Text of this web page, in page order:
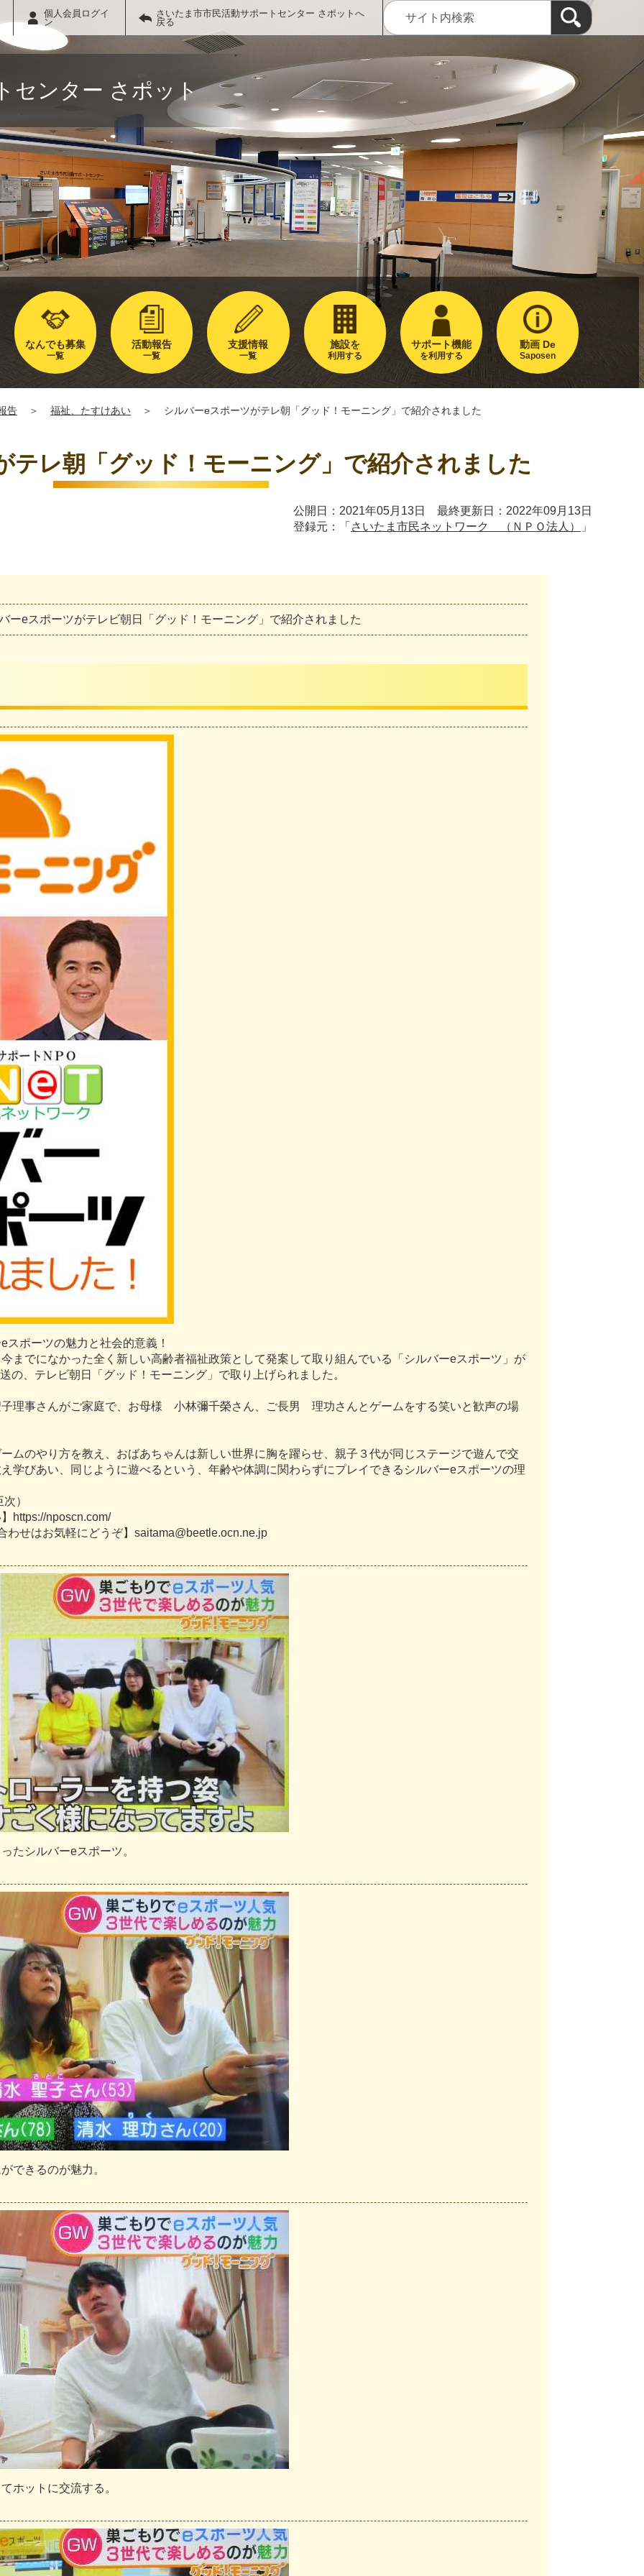
個人会員ログイ
ン
さいたま市市民活動サポートセンター さポットへ
戻る
センター さポット
なんでも募集
一覧
活動報告
一覧
支援情報
一覧
施設を
利用する
サポート機能
を利用する
動画 De
Saposen
告 ＞ 福祉、たすけあい ＞ シルバーeスポーツがテレ朝「グッド！モーニング」で紹介されました
テレ朝「グッド！モーニング」で紹介されました
公開日：2021年05月13日 最終更新日：2022年09月13日
登録元：「 さいたま市民ネットワーク （ＮＰＯ法人） 」
ーeスポーツがテレ ビ朝 日 「 グッ ド ！ モーニング 」 で紹介されま した
eスポーツの魅力 と社会的意義 ！
今 ま でになかった全 く 新しい高齢者福祉政策と して発案 して取 り 組 んでいる 「 シルバーeスポーツ 」 が
送の テレ ビ朝 日 「 グッ ド ！ モーニ ング 」 で取 り 上げられま した 。
子理事さ んがご家庭で お母様 小林彌千榮さ ん ご長男 理功さ んとゲー ム をする笑いと歓声の場
ー ムのやり 方を教 え おばあち ゃ んは新しい世界に 胸を躍らせ 親子 ３ 代が同 じ ステージで遊んで交
え 学びあい 同 じ よ う に遊べる と い う 年齢や体調に関わらずにプレイ でき る シルバーeスポーツの理
次）
】 https://nposcn.com/
わせはお気軽に どう ぞ】 saitama@beetle.ocn.ne.jp
った シルバーeスポーツ。
ができ るのが魅力 。
てホッ ト に交流する 。